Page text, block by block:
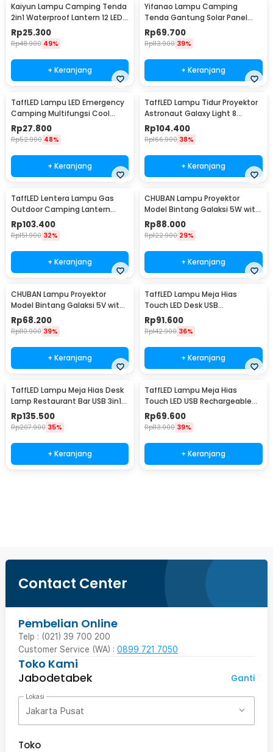
Kaiyun Lampu Camping Tenda
2in1 Waterproof Lantern 12 LED -
9789
Rp25.300
Rp48.900 49%
+ Keranjang
Yifanao Lampu Camping
Tenda Gantung Solar Panel
Waterproof IPX6 280W - G13
Rp69.700
Rp113.900 39%
+ Keranjang
TaffLED Lampu LED Emergency
Camping Multifungsi Cool
White 10W 1200mAh - LB171
Rp27.800
Rp52.900 48%
+ Keranjang
TaffLED Lampu Tidur Proyektor
Astronaut Galaxy Light 8
Colors 5W 240V - HD481
Rp104.400
Rp166.900 38%
+ Keranjang
TaffLED Lentera Lampu Gas
Outdoor Camping Lantern
Lamp - BRS-55
Rp103.400
Rp151.900 32%
+ Keranjang
CHUBAN Lampu Proyektor
Model Bintang Galaksi 5W with
Remote Control - HR-F3
Rp88.000
Rp122.900 29%
+ Keranjang
CHUBAN Lampu Proyektor
Model Bintang Galaksi 5V with
Remote Control - HR-F2
Rp68.200
Rp110.900 39%
+ Keranjang
TaffLED Lampu Meja Hias
Touch LED Desk USB
Rechargeable Tri Color 3W -
J420
Rp91.600
Rp142.900 36%
+ Keranjang
TaffLED Lampu Meja Hias Desk
Lamp Restaurant Bar USB 3in1
Color - TW54
Rp135.500
Rp207.900 35%
+ Keranjang
TaffLED Lampu Meja Hias
Touch LED USB Rechargeable
Tri Color 1W - BRF5
Rp69.600
Rp113.900 39%
+ Keranjang
Contact Center
Pembelian Online
Telp : (021) 39 700 200
Customer Service (WA) : 0899 721 7050
Toko Kami
Jabodetabek
Ganti
Lokasi
Jakarta Pusat
Toko